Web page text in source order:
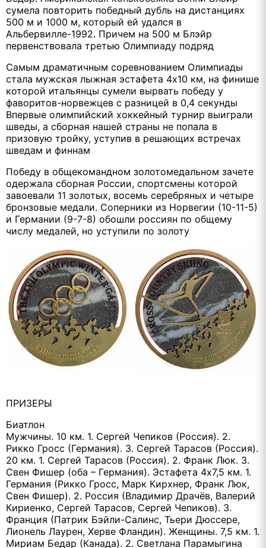
сумела повторить победный дубль на дистанциях
500 м и 1000 м, который ей удался в
Альбервилле-1992. Причем на 500 м Блэйр
первенствовала третью Олимпиаду подряд
Самым драматичным соревнованием Олимпиады
стала мужская лыжная эстафета 4х10 км, на финише
которой итальянцы сумели вырвать победу у
фаворитов-норвежцев с разницей в 0,4 секунды
Впервые олимпийский хоккейный турнир выиграли
шведы, а сборная нашей страны не попала в
призовую тройку, уступив в решающих встречах
шведам и финнам
Победу в общекомандном золотомедальном зачете
одержала сборная России, спортсмены которой
завоевали 11 золотых, восемь серебряных и четыре
бронзовые медали. Соперники из Норвегии (10-11-5)
и Германии (9-7-8) обошли россиян по общему
числу медалей, но уступили по золоту
ПРИЗЕРЫ
Биатлон
Мужчины. 10 км. 1. Сергей Чепиков (Россия). 2.
Рикко Гросс (Германия). 3. Сергей Тарасов (Россия).
20 км. 1. Сергей Тарасов (Россия). 2. Франк Люк. 3.
Свен Фишер (оба – Германия). Эстафета 4х7,5 км. 1.
Германия (Рикко Гросс, Марк Кирхнер, Франк Люк,
Свен Фишер). 2. Россия (Владимир Драчёв, Валерий
Кириенко, Сергей Тарасов, Сергей Чепиков). 3.
Франция (Патрик Бэйли-Салинс, Тьери Дюссере,
Лионель Лаурен, Херве Фландин). Женщины. 7,5 км. 1.
Мириам Бедар (Канада). 2. Светлана Парамыгина